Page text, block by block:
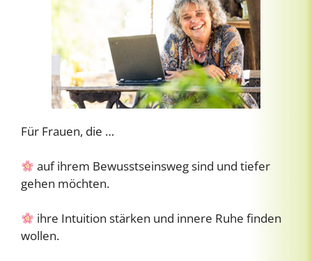
Für Frauen, die …
auf ihrem Bewusstseinsweg sind und tiefer
gehen möchten.
ihre Intuition stärken und innere Ruhe finden
wollen.